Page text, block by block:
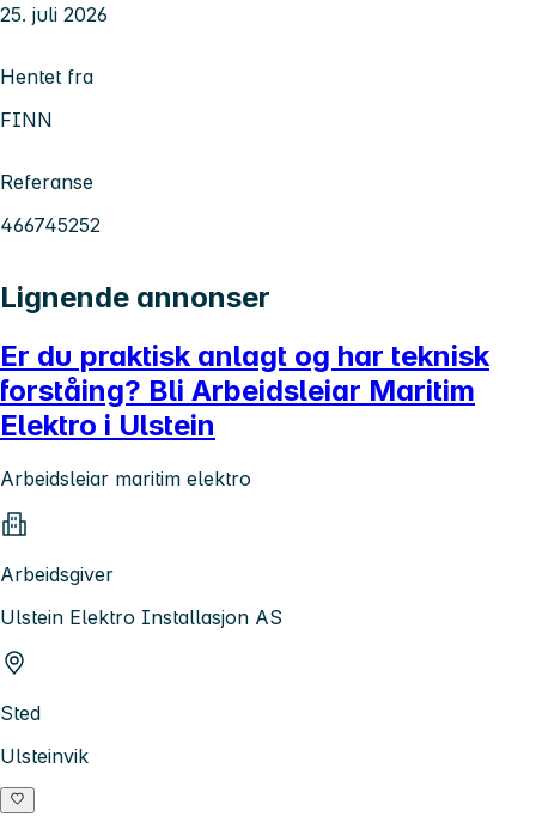
25. juli 2026
Hentet fra
FINN
Referanse
466745252
Lignende annonser
Er du praktisk anlagt og har teknisk
forståing? Bli Arbeidsleiar Maritim
Elektro i Ulstein
Arbeidsleiar maritim elektro
Arbeidsgiver
Ulstein Elektro Installasjon AS
Sted
Ulsteinvik